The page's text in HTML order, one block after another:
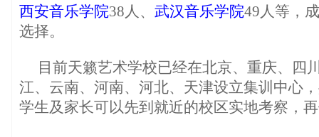
西安音乐学院38人、 武汉音乐学院49人等，
选择。
目前天籁艺术学校已经在北京、重庆、四
江、云南、河南、河北、天津设立集训中心
学生及家长可以先到就近的校区实地考察，